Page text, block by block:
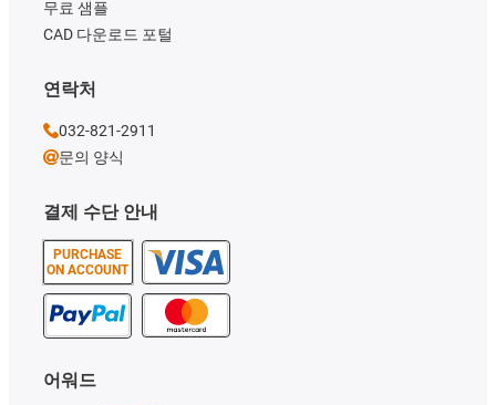
결제 수단 안내
PURCHASE
ON ACCOUNT
무료 샘플
CAD 다운로드 포털
어워드
연락처
032-821-2911
문의 양식